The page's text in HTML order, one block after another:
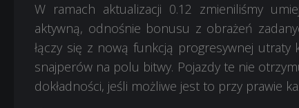
W ramach aktualizacji 0.12 zmieniliśmy
aktywną, odnośnie bonusu z obrażeń
łączy się z nową funkcją progresywnej utraty
snajperów na polu bitwy. Pojazdy te nie
dokładności, jeśli możliwe jest to przy prawie